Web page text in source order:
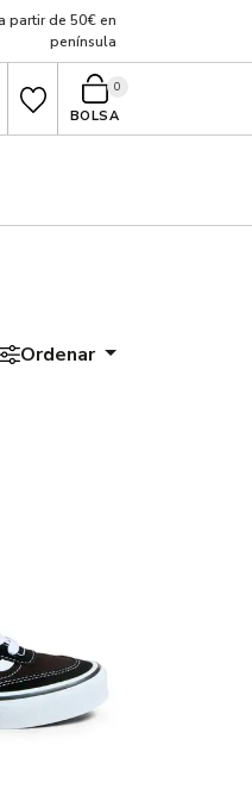
partir de 50€ en
península
BOLSA
0
Ordenar